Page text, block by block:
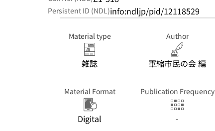
Persistent ID (NDL)info:ndljp/pid/12118529
Material type
雑誌
Author
軍縮市民の会 編
Material Format
Digital
Publication Frequency
-